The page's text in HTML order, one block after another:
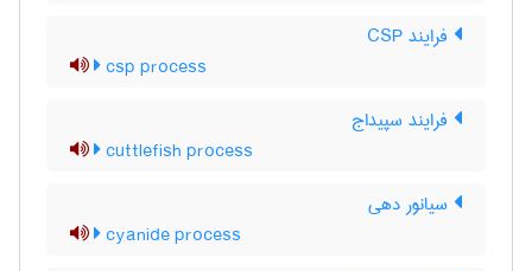
فرایند CSP
csp process
فرایند سپیداج
cuttlefish process
سیانور دهی
cyanide process